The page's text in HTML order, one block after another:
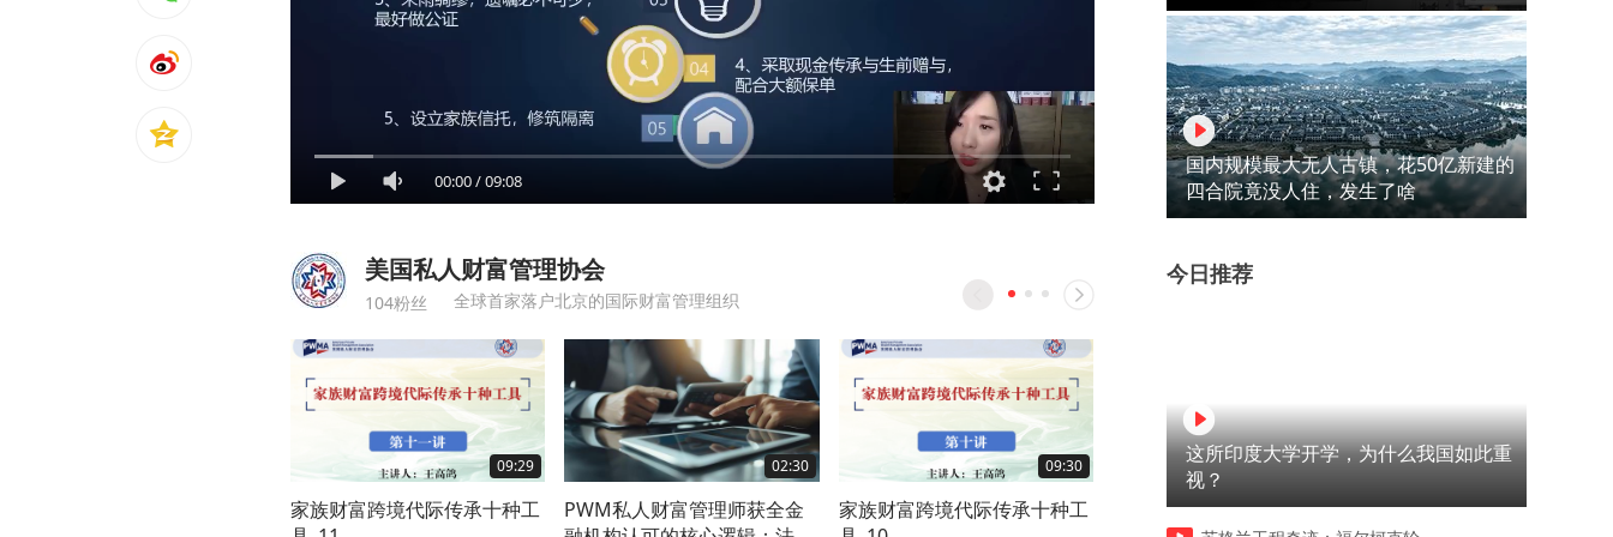
00:00/09:08
美国私人财富管理协会
104粉丝 全球首家落户北京的国际财富管理组织
09:29
家族财富跨境代际传承十种工
02:30
PWM私人财富管理师获全金
09:30
家族财富跨境代际传承十种工
04:08
私人财富管理师｜私赠夫妻共
家族财富跨境代际传承十种
国内规模最大无人古镇，花50亿新建的
四合院竟没人住，发生了啥
今日推荐
这所印度大学开学，为什么我国如此重
视？